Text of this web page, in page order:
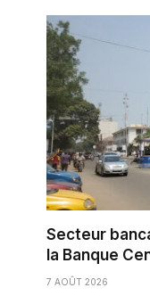
Secteur
la Banque
7 AOÛT 2026